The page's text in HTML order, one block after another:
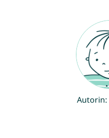
Autorin: